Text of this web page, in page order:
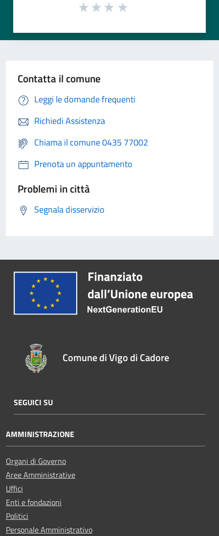
Contatta il comune
Leggi le domande frequenti
Richiedi Assistenza
Chiama il comune 0435 77002
Prenota un appuntamento
Problemi in città
Segnala disservizio
Comune di Vigo di Cadore
SEGUICI SU
AMMINISTRAZIONE
Organi di Governo
Aree Amministrative
Uffici
Enti e fondazioni
Politici
Personale Amministrativo